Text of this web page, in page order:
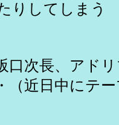
りしてしまう
口次長、アド
日中にテー